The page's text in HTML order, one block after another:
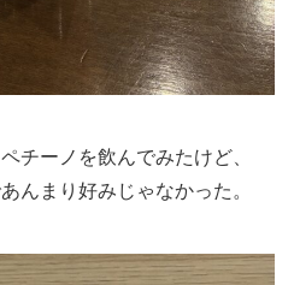
チーノを飲んでみたけど、
んまり好みじゃなかった。